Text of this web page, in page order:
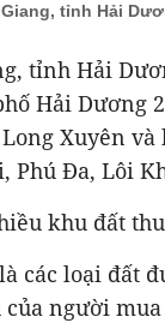
tỉnh Hải
tỉnh Hải
Hải Dương
Xuyên
Phú Đa, Lôi
khu đất
các loại đất
người